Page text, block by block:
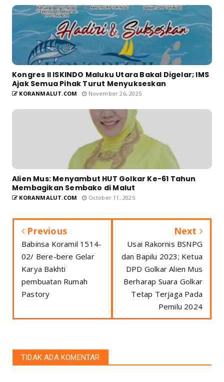
Kongres II ISKINDO Maluku Utara Bakal Digelar; IMS
Ajak Semua Pihak Turut Menyukseskan
KORANMALUT.COM November 26, 2025
Alien Mus: Menyambut HUT Golkar Ke-61 Tahun
Membagikan Sembako di Malut
KORANMALUT.COM October 11, 2025
Previous
Babinsa Koramil 1514-
02/ Bere-bere Gelar
Karya Bakhti
pembuatan Rumah
Pastory
Next
Usai Rakornis BSNPG
dan Bapilu 2023; Ketua
DPD Golkar Alien Mus
Berharap Suara Golkar
Tetap Terjaga Pada
Pemilu 2024
TIDAK ADA KOMENTAR